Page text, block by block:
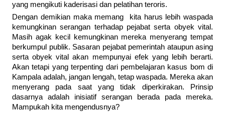
yang mengikuti kaderisasi dan pelatihan teroris.
Dengan demikian maka memang kita harus lebih waspada
kemungkinan serangan terhadap pejabat serta obyek vital.
Masih agak kecil kemungkinan mereka menyerang tempat
berkumpul publik. Sasaran pejabat pemerintah ataupun asing
serta obyek vital akan mempunyai efek yang lebih berarti.
Akan tetapi yang terpenting dari pembelajaran kasus bom di
Kampala adalah, jangan lengah, tetap waspada. Mereka akan
menyerang pada saat yang tidak diperkirakan. Prinsip
dasarnya adalah inisiatif serangan berada pada mereka.
Mampukah kita mengendusnya?